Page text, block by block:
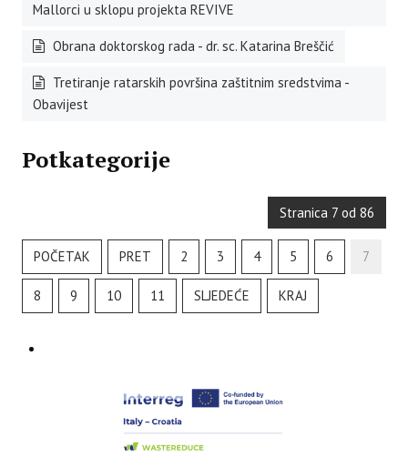
Mallorci u sklopu projekta REVIVE
Obrana doktorskog rada - dr. sc. Katarina Breščić
Tretiranje ratarskih površina zaštitnim sredstvima -
Obavijest
Potkategorije
Stranica 7 od 86
POČETAK PRET 2 3 4 5 6 7
8 9 10 11 SLJEDEĆE KRAJ